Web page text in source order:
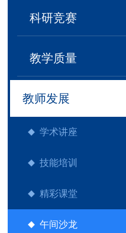
科研竞赛
教学质量
教师发展
学术讲座
技能培训
精彩课堂
午间沙龙